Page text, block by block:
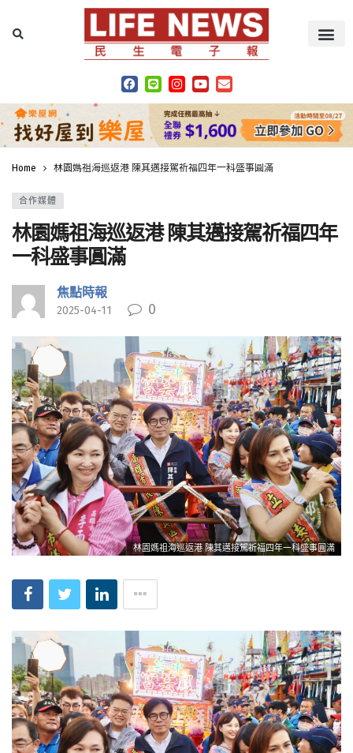
Home 林園媽祖海巡返港 陳其邁接駕祈福四年一科盛事圓滿
合作媒體
林園媽祖海巡返港 陳其邁接駕祈福四年
一科盛事圓滿
焦點時報
2025-04-11 0
林園媽祖海巡返港 陳其邁接駕祈福四年一科盛事圓滿